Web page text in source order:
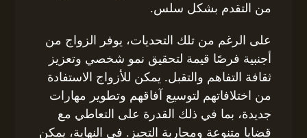
من التقدم بشكل سلس.
على الرغم من تلك التحديات، يوفر الزواج من
أجنبية فرصًا قيمة لتحقيق نمو شخصي وتعزيز
ثقافة التفاهم والتقبل. يمكن للأزواج الاستفادة
من اختلافاتهم لتوسيع آفاقهم وتطوير مهارات
جديدة، بما في ذلك القدرة على التعاطي مع
قضايا متنوعة ومحاربة التحيز. في النهاية، يمكن